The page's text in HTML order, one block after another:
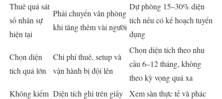
Thuê quá sát
số nhân sự
hiện tại
Phải chuyển văn phòng
khi tăng thêm vài người
Dự phòng 15–30% diện
tích nếu có kế hoạch tuyển
dụng
Chọn diện
tích quá lớn
Chi phí thuê, setup và
vận hành bị đội lên
Chọn diện tích theo nhu
cầu 6–12 tháng, không
theo kỳ vọng quá xa
Không kiểm Diện tích ghi trên giấy
Xem sàn thực tế và phác